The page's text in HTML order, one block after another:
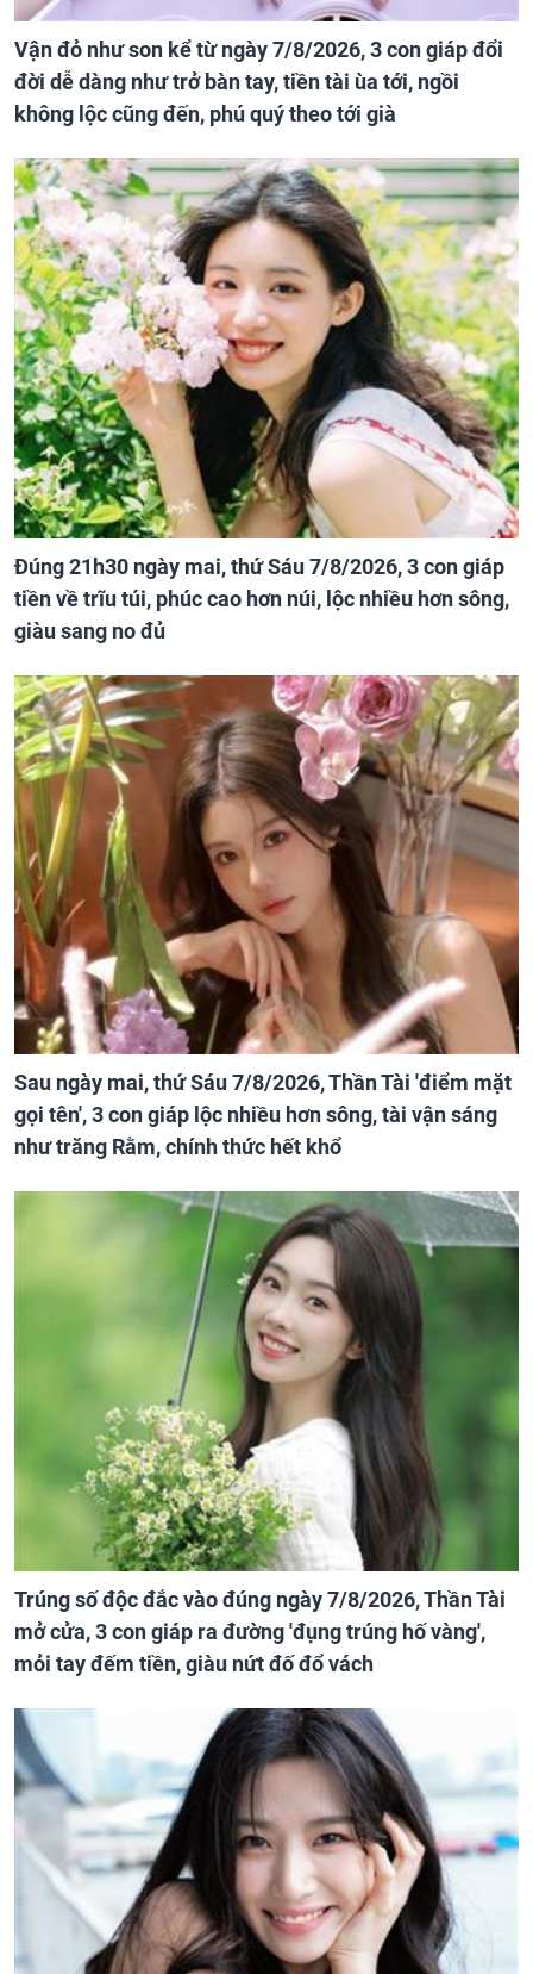
Vận đỏ như son kể từ ngày 7/8/2026, 3 con giáp đổi
đời dễ dàng như trở bàn tay, tiền tài ùa tới, ngồi
không lộc cũng đến, phú quý theo tới già
Đúng 21h30 ngày mai, thứ Sáu 7/8/2026, 3 con giáp
tiền về trĩu túi, phúc cao hơn núi, lộc nhiều hơn sông,
giàu sang no đủ
Sau ngày mai, thứ Sáu 7/8/2026, Thần Tài 'điểm mặt
gọi tên', 3 con giáp lộc nhiều hơn sông, tài vận sáng
như trăng Rằm, chính thức hết khổ
Trúng số độc đắc vào đúng ngày 7/8/2026, Thần Tài
mở cửa, 3 con giáp ra đường 'đụng trúng hố vàng',
mỏi tay đếm tiền, giàu nứt đố đổ vách